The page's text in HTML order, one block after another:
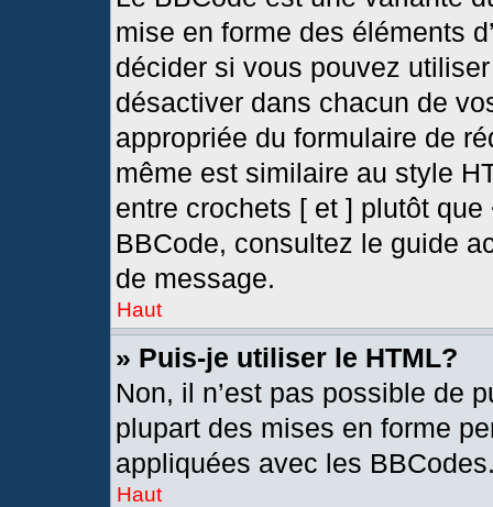
mise en forme des éléments
décider si vous pouvez
désactiver dans chacun de
appropriée du formulaire de
même est similaire au style
entre crochets [ et ] plutôt
BBCode, consultez le guide
de message.
Haut
» Puis-je utiliser le HTML?
Non, il n’est pas possible de
plupart des mises en forme
appliquées avec les
Haut